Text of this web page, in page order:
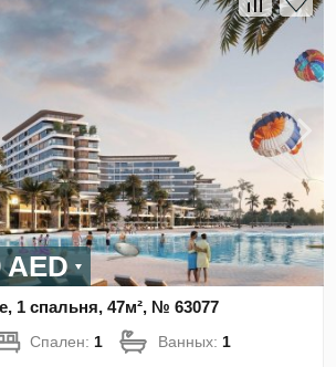
AED
1 спальня, 47м², № 63077
Спален: 1 Ванных: 1